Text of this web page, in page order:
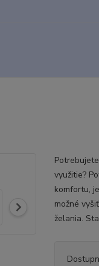
využitie?
komfortu,
možné
želania.